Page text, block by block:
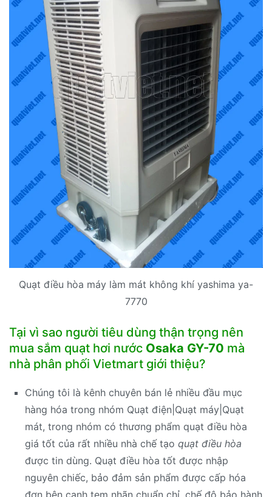
Quạt điều hòa máy làm mát không khí yashima ya-
7770
Tại vì sao người tiêu dùng thận trọng nên
mua sắm quạt hơi nước Osaka GY-70 mà
nhà phân phối Vietmart giới thiệu?
Chúng tôi là kênh chuyên bán lẻ nhiều đầu mục
hàng hóa trong nhóm Quạt điện|Quạt máy|Quạt
mát, trong nhóm có thương phẩm quạt điều hòa
giá tốt của rất nhiều nhà chế tạo quạt điều hòa
được tin dùng. Quạt điều hòa tốt được nhập
nguyên chiếc, bảo đảm sản phẩm được cấp hóa